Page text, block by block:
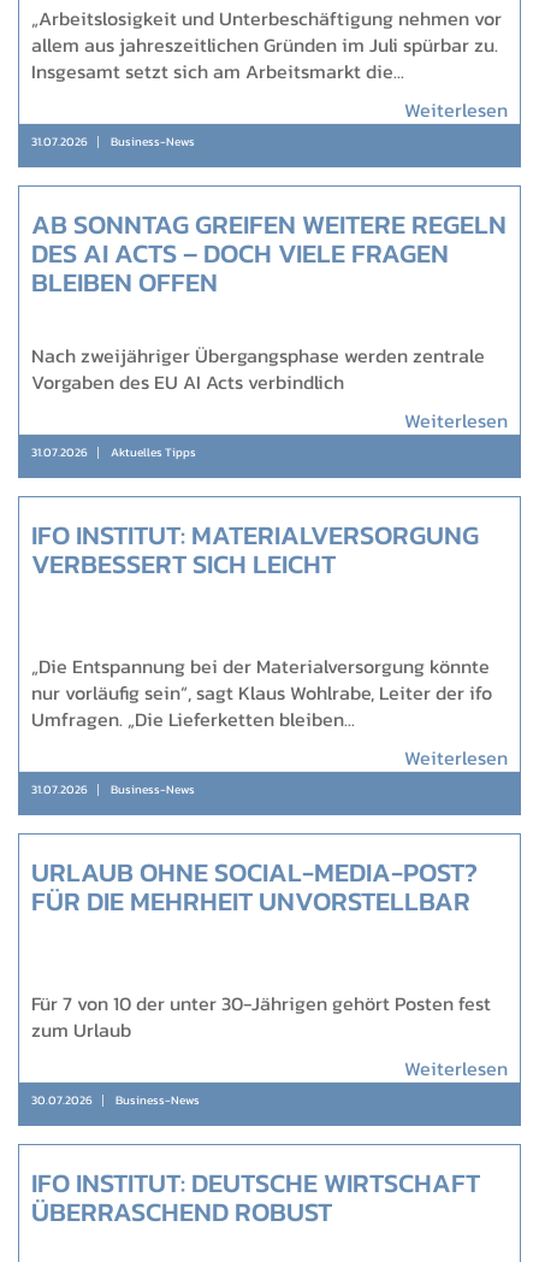
„Arbeitslosigkeit und Unterbeschäftigung nehmen vor
allem aus jahreszeitlichen Gründen im Juli spürbar zu.
Insgesamt setzt sich am Arbeitsmarkt die...
Weiterlesen
31.07.2026 Business-News
AB SONNTAG GREIFEN WEITERE REGELN
DES AI ACTS – DOCH VIELE FRAGEN
BLEIBEN OFFEN
Nach zweijähriger Übergangsphase werden zentrale
Vorgaben des EU AI Acts verbindlich
Weiterlesen
31.07.2026 Aktuelles Tipps
IFO INSTITUT: MATERIALVERSORGUNG
VERBESSERT SICH LEICHT
„Die Entspannung bei der Materialversorgung könnte
nur vorläufig sein“, sagt Klaus Wohlrabe, Leiter der ifo
Umfragen. „Die Lieferketten bleiben...
Weiterlesen
31.07.2026 Business-News
URLAUB OHNE SOCIAL-MEDIA-POST?
FÜR DIE MEHRHEIT UNVORSTELLBAR
Für 7 von 10 der unter 30-Jährigen gehört Posten fest
zum Urlaub
Weiterlesen
30.07.2026 Business-News
IFO INSTITUT: DEUTSCHE WIRTSCHAFT
ÜBERRASCHEND ROBUST